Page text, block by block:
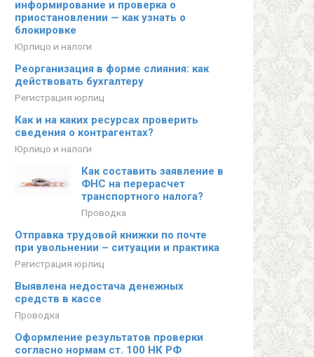
информирование и проверка о
приостановлении — как узнать о
блокировке
Юрлицо и налоги
Реорганизация в форме слияния: как
действовать бухгалтеру
Регистрация юрлиц
Как и на каких ресурсах проверить
сведения о контрагентах?
Юрлицо и налоги
Как составить заявление в
ФНС на перерасчет
транспортного налога?
Проводка
Отправка трудовой книжки по почте
при увольнении – ситуации и практика
Регистрация юрлиц
Выявлена недостача денежных
средств в кассе
Проводка
Оформление результатов проверки
согласно нормам ст. 100 НК РФ